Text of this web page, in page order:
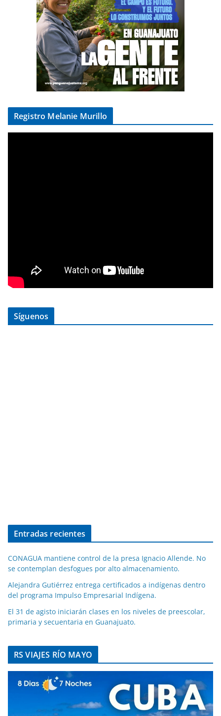
Registro Melanie Murillo
Síguenos
Entradas recientes
CONAGUA mantiene control de la presa Ignacio Allende. No
se contemplan desfogues por alto almacenamiento.
Alejandra Gutiérrez entrega certificados a indígenas dentro
del programa Impulso Empresarial Indígena.
El 31 de agisto iniciarán clases en los niveles de preescolar,
primaria y secuentaria en Guanajuato.
RS VIAJES RÍO MAYO